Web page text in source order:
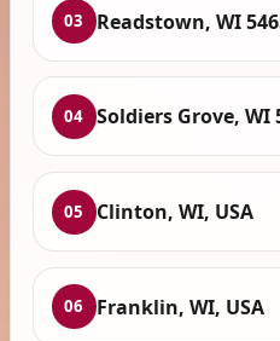
03 Readstown, WI
04 Soldiers Grove, WI
05 Clinton, WI, USA
06 Franklin, WI, USA